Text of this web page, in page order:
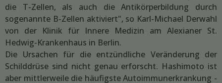
die T-Zellen, als auch die Antikörperbildung durch
sogenannte B-Zellen aktiviert", so Karl-Michael Derwahl
von der Klinik für Innere Medizin am Alexianer St.
Hedwig-Krankenhaus in Berlin.
Die Ursachen für die entzündliche Veränderung der
Schilddrüse sind nicht genau erforscht. Hashimoto ist
aber mittlerweile die häufigste Autoimmunerkrankung -